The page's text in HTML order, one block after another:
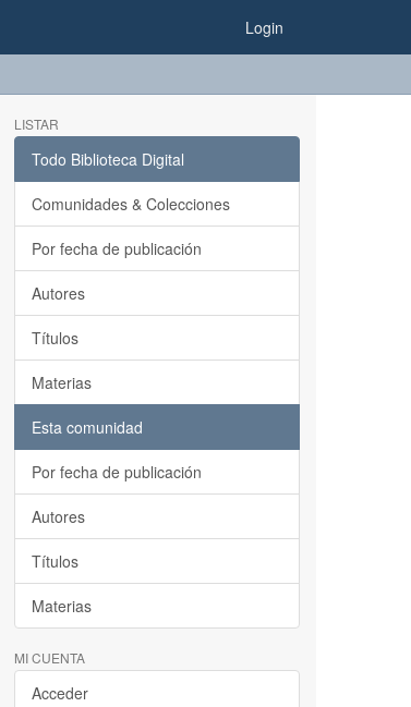
Login
LISTAR
Todo Biblioteca Digital
Comunidades & Colecciones
Por fecha de publicación
Autores
Títulos
Materias
Esta comunidad
Por fecha de publicación
Autores
Títulos
Materias
MI CUENTA
Acceder